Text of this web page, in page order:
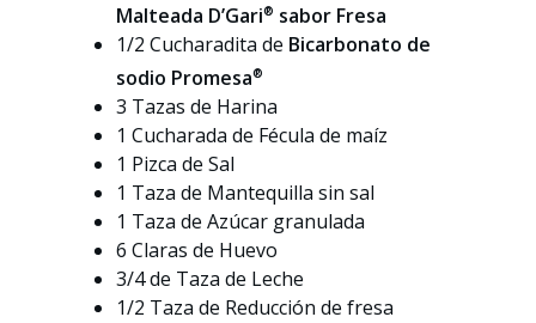
Malteada D’Gari® sabor Fresa
1/2 Cucharadita de Bicarbonato de
sodio Promesa®
3 Tazas de Harina
1 Cucharada de Fécula de maíz
1 Pizca de Sal
1 Taza de Mantequilla sin sal
1 Taza de Azúcar granulada
6 Claras de Huevo
3/4 de Taza de Leche
1/2 Taza de Reducción de fresa